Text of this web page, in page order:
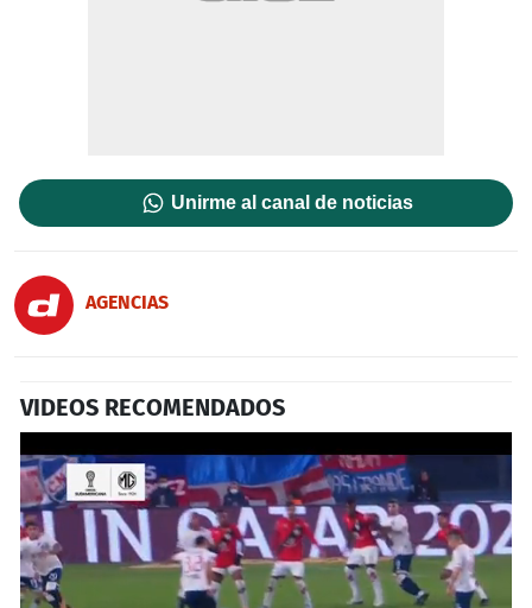
Unirme al canal de noticias
AGENCIAS
VIDEOS RECOMENDADOS